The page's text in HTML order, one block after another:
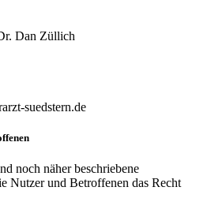
Dan Züllich
suedstern.de
noch näher beschriebene
Nutzer und Betroffenen das Recht